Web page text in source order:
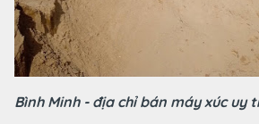
Bình Minh - địa chỉ bán máy xúc uy